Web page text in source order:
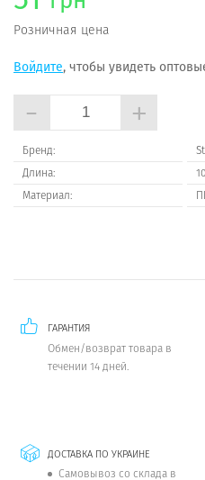
Розничная цена
Войдите, чтобы увидеть
- +
Бренд:
Длина:
Материал:
ГАРАНТИЯ
Обмен/возврат товара в
течении 14 дней.
ДОСТАВКА ПО УКРАИНЕ
Самовывоз со склада в